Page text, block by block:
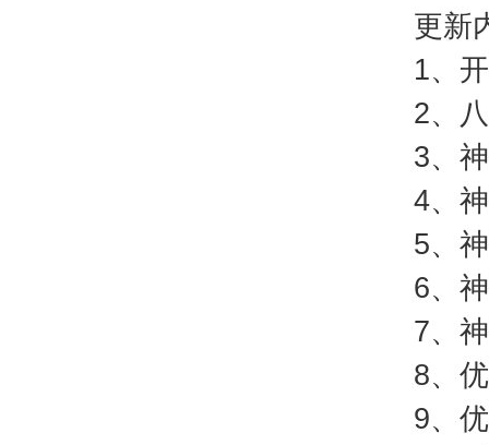
更新
1、
2、
3、
4、
5、
6、
7、
8、
9、